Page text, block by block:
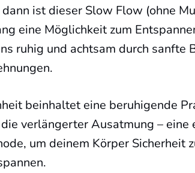
ist dieser Slow Flow (ohne
eine Möglichkeit zum
ruhig und achtsam durch sanfte
beinhaltet eine beruhigende
verlängerter Ausatmung – eine
um deinem Körper Sicherheit